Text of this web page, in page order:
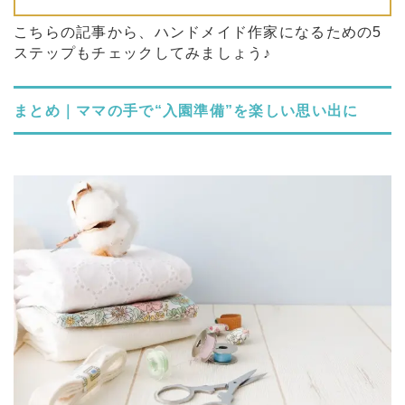
こちらの記事から、ハンドメイド作家になるための5
ステップもチェックしてみましょう♪
まとめ｜ママの手で“入園準備”を楽しい思い出に